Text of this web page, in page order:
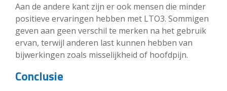
Aan de andere kant zijn er ook mensen die minder
positieve ervaringen hebben met LTO3. Sommigen
geven aan geen verschil te merken na het gebruik
ervan, terwijl anderen last kunnen hebben van
bijwerkingen zoals misselijkheid of hoofdpijn.
Conclusie